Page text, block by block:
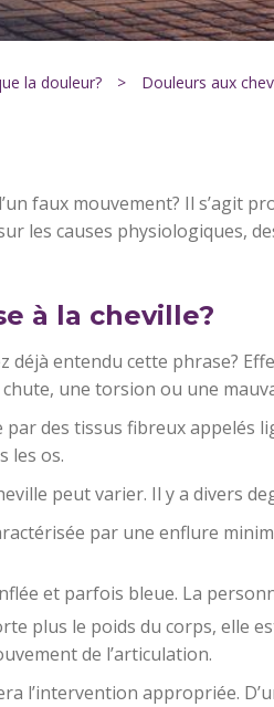
la douleur? > Douleurs aux
faux mouvement? Il s’agit
les causes
à la cheville?
déjà entendu cette phrase?
une torsion ou une
des tissus fibreux appelés
les os.
peut varier. Il y a divers
par une enflure
et parfois bleue. La
plus le poids du corps, elle
de l’articulation.
l’intervention appropriée.